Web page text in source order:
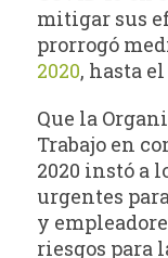
mitigar sus
prorrogó
2020, hasta
Que la
Trabajo en
2020 instó a
urgentes
y
riesgos para